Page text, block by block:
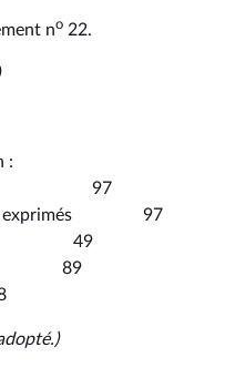
no 22.
:
97
exprimés 97
49
89